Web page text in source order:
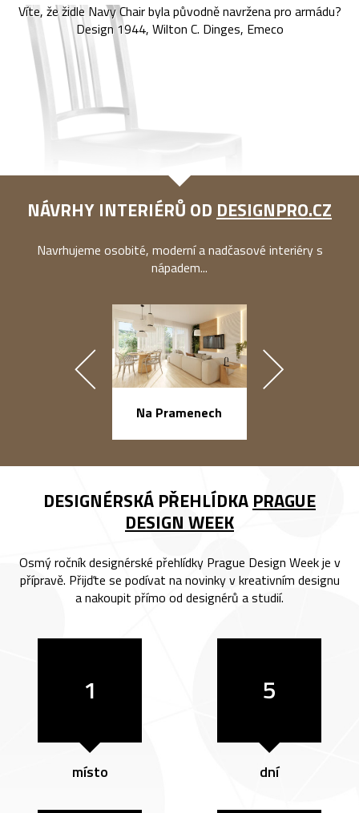
Víte, že židle Navy Chair byla původně navržena pro armádu?
Design 1944, Wilton C. Dinges, Emeco
NÁVRHY INTERIÉRŮ OD DESIGNPRO.CZ
Navrhujeme osobité, moderní a nadčasové interiéry s
nápadem...
Na Pramenech
DESIGNÉRSKÁ PŘEHLÍDKA PRAGUE
DESIGN WEEK
Osmý ročník designérské přehlídky Prague Design Week je v
přípravě. Přijďte se podívat na novinky v kreativním designu
a nakoupit přímo od designérů a studií.
1
místo
5
dní